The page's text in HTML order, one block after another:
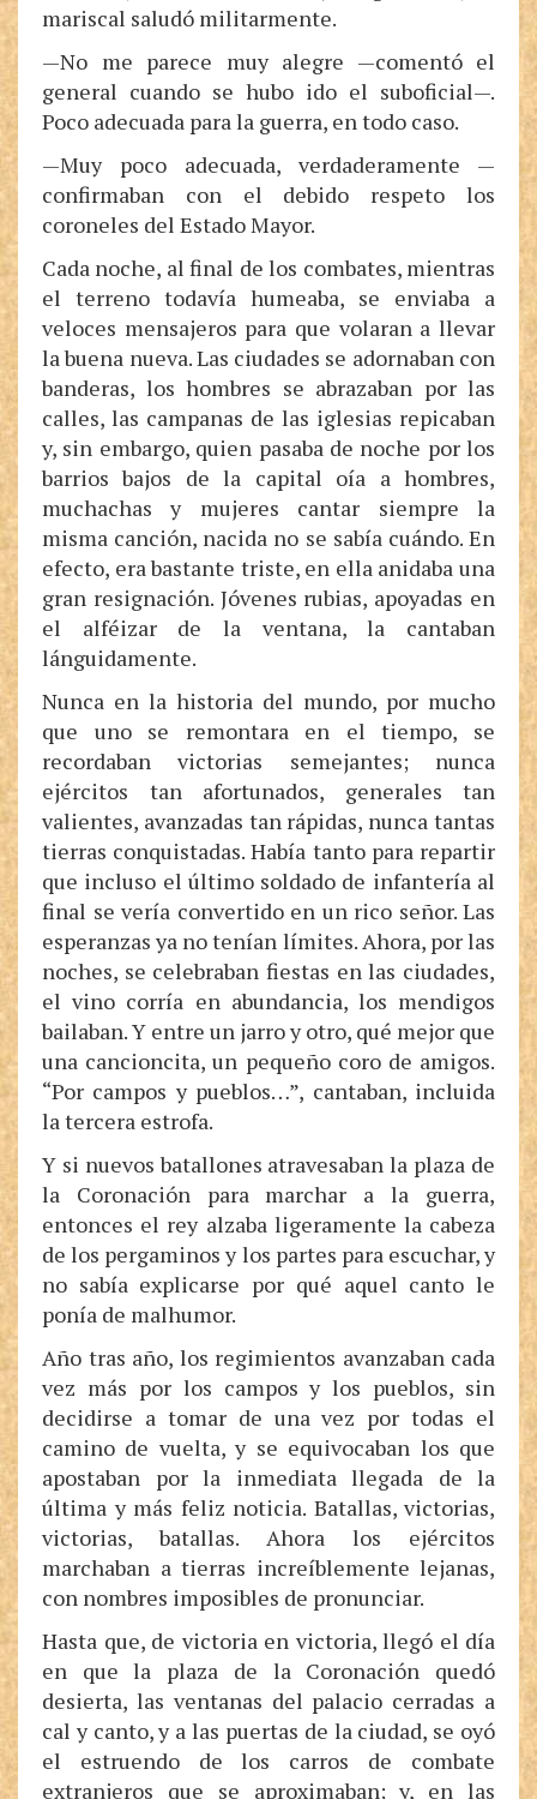
mariscal saludó militarmente.
—No me parece muy alegre —comentó el
general cuando se hubo ido el suboficial—.
Poco adecuada para la guerra, en todo caso.
—Muy poco adecuada, verdaderamente —
confirmaban con el debido respeto los
coroneles del Estado Mayor.
Cada noche, al final de los combates, mientras
el terreno todavía humeaba, se enviaba a
veloces mensajeros para que volaran a llevar
la buena nueva. Las ciudades se adornaban con
banderas, los hombres se abrazaban por las
calles, las campanas de las iglesias repicaban
y, sin embargo, quien pasaba de noche por los
barrios bajos de la capital oía a hombres,
muchachas y mujeres cantar siempre la
misma canción, nacida no se sabía cuándo. En
efecto, era bastante triste, en ella anidaba una
gran resignación. Jóvenes rubias, apoyadas en
el alféizar de la ventana, la cantaban
lánguidamente.
Nunca en la historia del mundo, por mucho
que uno se remontara en el tiempo, se
recordaban victorias semejantes; nunca
ejércitos tan afortunados, generales tan
valientes, avanzadas tan rápidas, nunca tantas
tierras conquistadas. Había tanto para repartir
que incluso el último soldado de infantería al
final se vería convertido en un rico señor. Las
esperanzas ya no tenían límites. Ahora, por las
noches, se celebraban fiestas en las ciudades,
el vino corría en abundancia, los mendigos
bailaban. Y entre un jarro y otro, qué mejor que
una cancioncita, un pequeño coro de amigos.
“Por campos y pueblos…”, cantaban, incluida
la tercera estrofa.
Y si nuevos batallones atravesaban la plaza de
la Coronación para marchar a la guerra,
entonces el rey alzaba ligeramente la cabeza
de los pergaminos y los partes para escuchar, y
no sabía explicarse por qué aquel canto le
ponía de malhumor.
Año tras año, los regimientos avanzaban cada
vez más por los campos y los pueblos, sin
decidirse a tomar de una vez por todas el
camino de vuelta, y se equivocaban los que
apostaban por la inmediata llegada de la
última y más feliz noticia. Batallas, victorias,
victorias, batallas. Ahora los ejércitos
marchaban a tierras increíblemente lejanas,
con nombres imposibles de pronunciar.
Hasta que, de victoria en victoria, llegó el día
en que la plaza de la Coronación quedó
desierta, las ventanas del palacio cerradas a
cal y canto, y a las puertas de la ciudad, se oyó
el estruendo de los carros de combate
extranjeros que se aproximaban; y, en las